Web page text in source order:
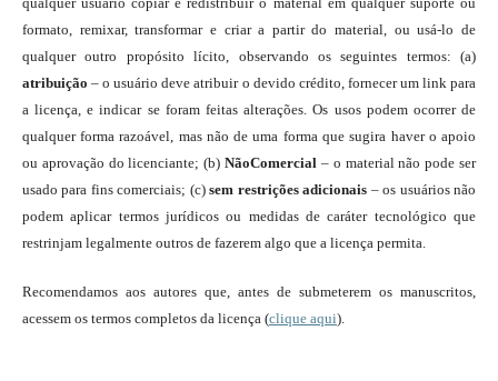
formato, remixar, transformar e criar a partir do material, ou usá-lo de
qualquer outro propósito lícito, observando os seguintes termos: (a)
atribuição – o usuário deve atribuir o devido crédito, fornecer um link para
a licença, e indicar se foram feitas alterações. Os usos podem ocorrer de
qualquer forma razoável, mas não de uma forma que sugira haver o apoio
ou aprovação do licenciante; (b)NãoComercial – o material não pode ser
usado para fins comerciais; (c)sem restrições adicionais – os usuários não
podem aplicar termos jurídicos ou medidas de caráter tecnológico que
restrinjam legalmente outros de fazerem algo que a licença permita.
Recomendamos aos autores que, antes de submeterem os manuscritos,
acessem os termos completos da licença (clique aqui).